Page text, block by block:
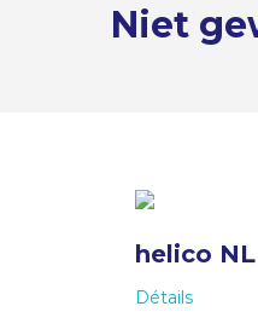
Niet
helico NL
Détails